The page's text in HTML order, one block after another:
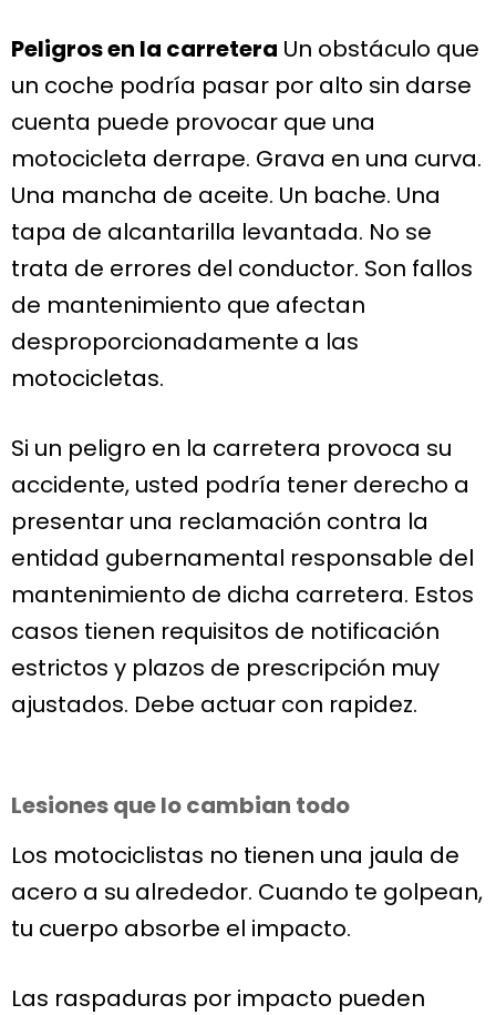
Peligros en la carretera Un obstáculo que
un coche podría pasar por alto sin darse
cuenta puede provocar que una
motocicleta derrape. Grava en una curva.
Una mancha de aceite. Un bache. Una
tapa de alcantarilla levantada. No se
trata de errores del conductor. Son fallos
de mantenimiento que afectan
desproporcionadamente a las
motocicletas.
Si un peligro en la carretera provoca su
accidente, usted podría tener derecho a
presentar una reclamación contra la
entidad gubernamental responsable del
mantenimiento de dicha carretera. Estos
casos tienen requisitos de notificación
estrictos y plazos de prescripción muy
ajustados. Debe actuar con rapidez.
Lesiones que lo cambian todo
Los motociclistas no tienen una jaula de
acero a su alrededor. Cuando te golpean,
tu cuerpo absorbe el impacto.
Las raspaduras por impacto pueden